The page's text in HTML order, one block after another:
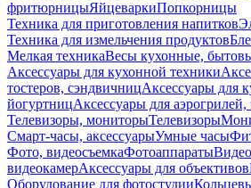
фритюрницыЯйцеваркиПопкорницы
Техника для приготовления напитков
Техника для измельчения продуктов
Мелкая техникаВесы кухонные,
Аксессуары для кухонной техники
тостеров, сэндвичницАксессуары для
йогуртницАксессуары для аэрогрилей,
Телевизоры, мониторыТелевизоры
Смарт-часы, аксессуарыУмные часы
Фото, видеосъемкаФотоаппараты
видеокамерАксессуары для объективов
Оборудование для фотостудии